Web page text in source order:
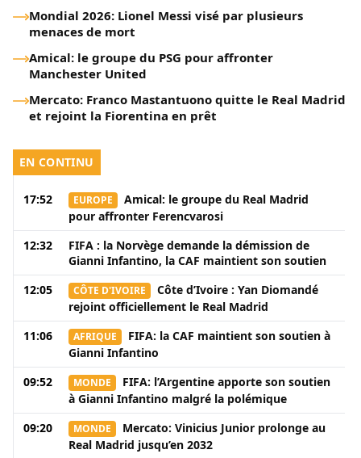
Mondial 2026: Lionel Messi visé par plusieurs
menaces de mort
Amical: le groupe du PSG pour affronter
Manchester United
Mercato: Franco Mastantuono quitte le Real Madrid
et rejoint la Fiorentina en prêt
EN CONTINU
17:52 EUROPE
Amical: le groupe du Real Madrid
pour affronter Ferencvarosi
12:32
FIFA : la Norvège demande la démission de
Gianni Infantino, la CAF maintient son soutien
12:05
CÔTE D'IVOIRE
Côte d’Ivoire : Yan Diomandé
rejoint officiellement le Real Madrid
11:06
AFRIQUE
FIFA: la CAF maintient son soutien à
Gianni Infantino
09:52
MONDE
FIFA: l’Argentine apporte son soutien
à Gianni Infantino malgré la polémique
09:20
MONDE
Mercato: Vinicius Junior prolonge au
Real Madrid jusqu’en 2032